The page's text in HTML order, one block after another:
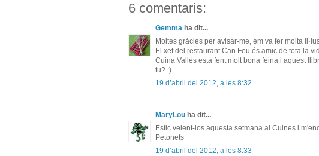
6 comentaris:
Gemma ha dit...
Moltes gràcies per avisar-me, em va fer molta
El xef del restaurant Can Feu és amic de tota la
Cuina Vallès està fent molt bona feina i aquest
tu? :)
19 d’abril del 2012, a les 8:32
MaryLou ha dit...
Estic veient-los aquesta setmana al Cuines i
Petonets
19 d’abril del 2012, a les 8:33